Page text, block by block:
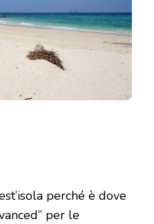
perché è dove
per le